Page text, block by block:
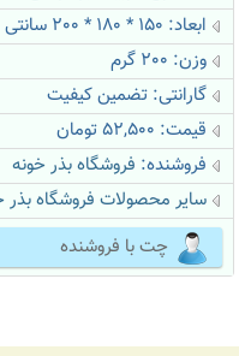
ابعاد: 150 * 180 * 200 سانتی متر
وزن: 200 گرم
گارانتی: تضمین کیفیت
قیمت: 52,500 تومان
فروشنده: فروشگاه بذر خونه
سایر محصولات فروشگاه بذر
چت با فروشنده